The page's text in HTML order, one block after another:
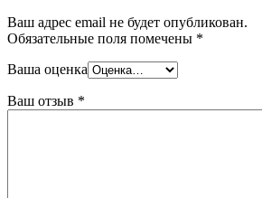
Ваш адрес email не будет опубликован.
Обязательные поля помечены *
Ваша оценка
Ваш отзыв *